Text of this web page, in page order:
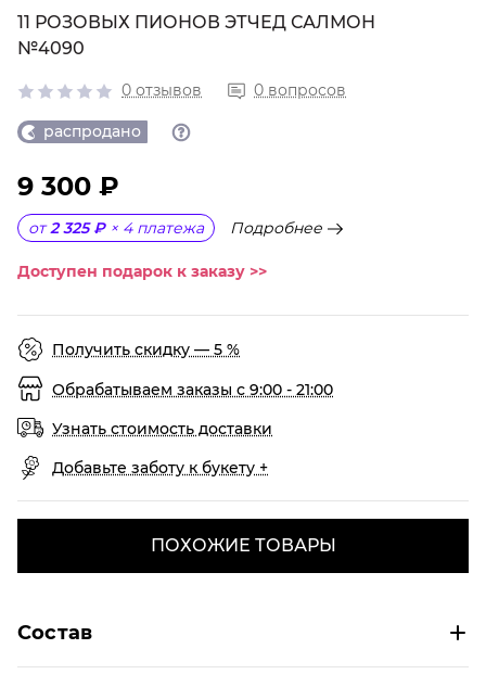
11 РОЗОВЫХ ПИОНОВ ЭТЧЕД САЛМОН
№4090
0 отзывов 0 вопросов
распродано
9 300 ₽
от 2 325 ₽ × 4 платежа Подробнее
Доступен подарок к заказу >>
Получить скидку — 5 %
Обрабатываем заказы с 9:00 - 21:00
Узнать стоимость доставки
Добавьте заботу к букету +
ПОХОЖИЕ ТОВАРЫ
Состав